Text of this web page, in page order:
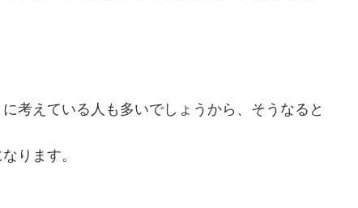
考えている人も多いでしょうから、そうなると
ります。